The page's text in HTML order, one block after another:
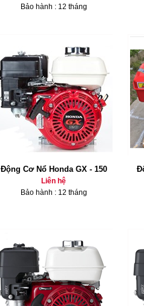
Bảo hành : 12 tháng
Động Cơ Nổ Honda GX - 150
Liên hệ
Bảo hành : 12 tháng